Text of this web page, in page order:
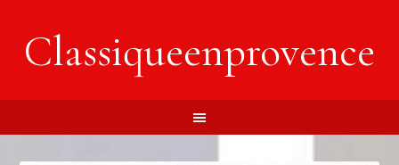
Classiqueenprovence